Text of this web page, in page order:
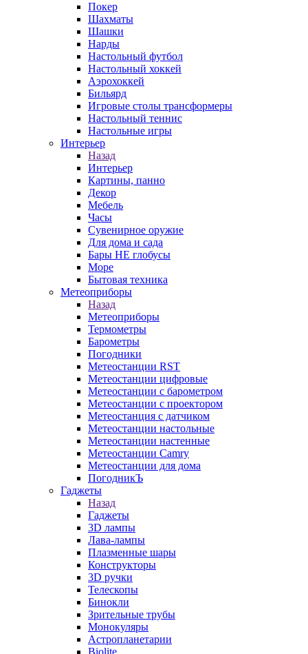
Покер
Шахматы
Шашки
Нарды
Настольный футбол
Настольный хоккей
Аэрохоккей
Бильярд
Игровые столы трансформеры
Настольный теннис
Настольные игры
Интерьер
Назад
Интерьер
Картины, панно
Декор
Мебель
Часы
Сувенирное оружие
Для дома и сада
Бары НЕ глобусы
Море
Бытовая техника
Метеоприборы
Назад
Метеоприборы
Термометры
Барометры
Погодники
Метеостанции RST
Метеостанции цифровые
Метеостанции с барометром
Метеостанции с проектором
Метеостанция с датчиком
Метеостанции настольные
Метеостанции настенные
Метеостанции Camry
Метеостанции для дома
ПогодникЪ
Гаджеты
Назад
Гаджеты
3D лампы
Лава-лампы
Плазменные шары
Конструкторы
3D ручки
Телескопы
Бинокли
Зрительные трубы
Монокуляры
Астропланетарии
Biolite